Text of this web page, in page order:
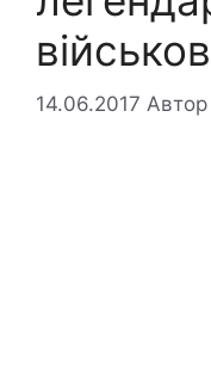
14.06.2017 Автор